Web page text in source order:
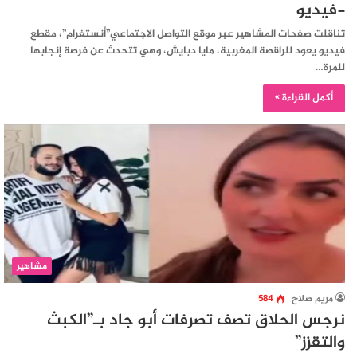
-فيديو
تناقلت صفحات المشاهير عبر موقع التواصل الاجتماعي”أنستغرام”، مقطع
فيديو يعود للراقصة المغربية، مايا دبايش، وهي تتحدث عن فرصة إنجابها
للمرة…
أكمل القراءة »
مشاهير
مريم صلاح 584
نرجس الحلاق تصف تصرفات أبو جاد بـ”الكبث
والتقزز”